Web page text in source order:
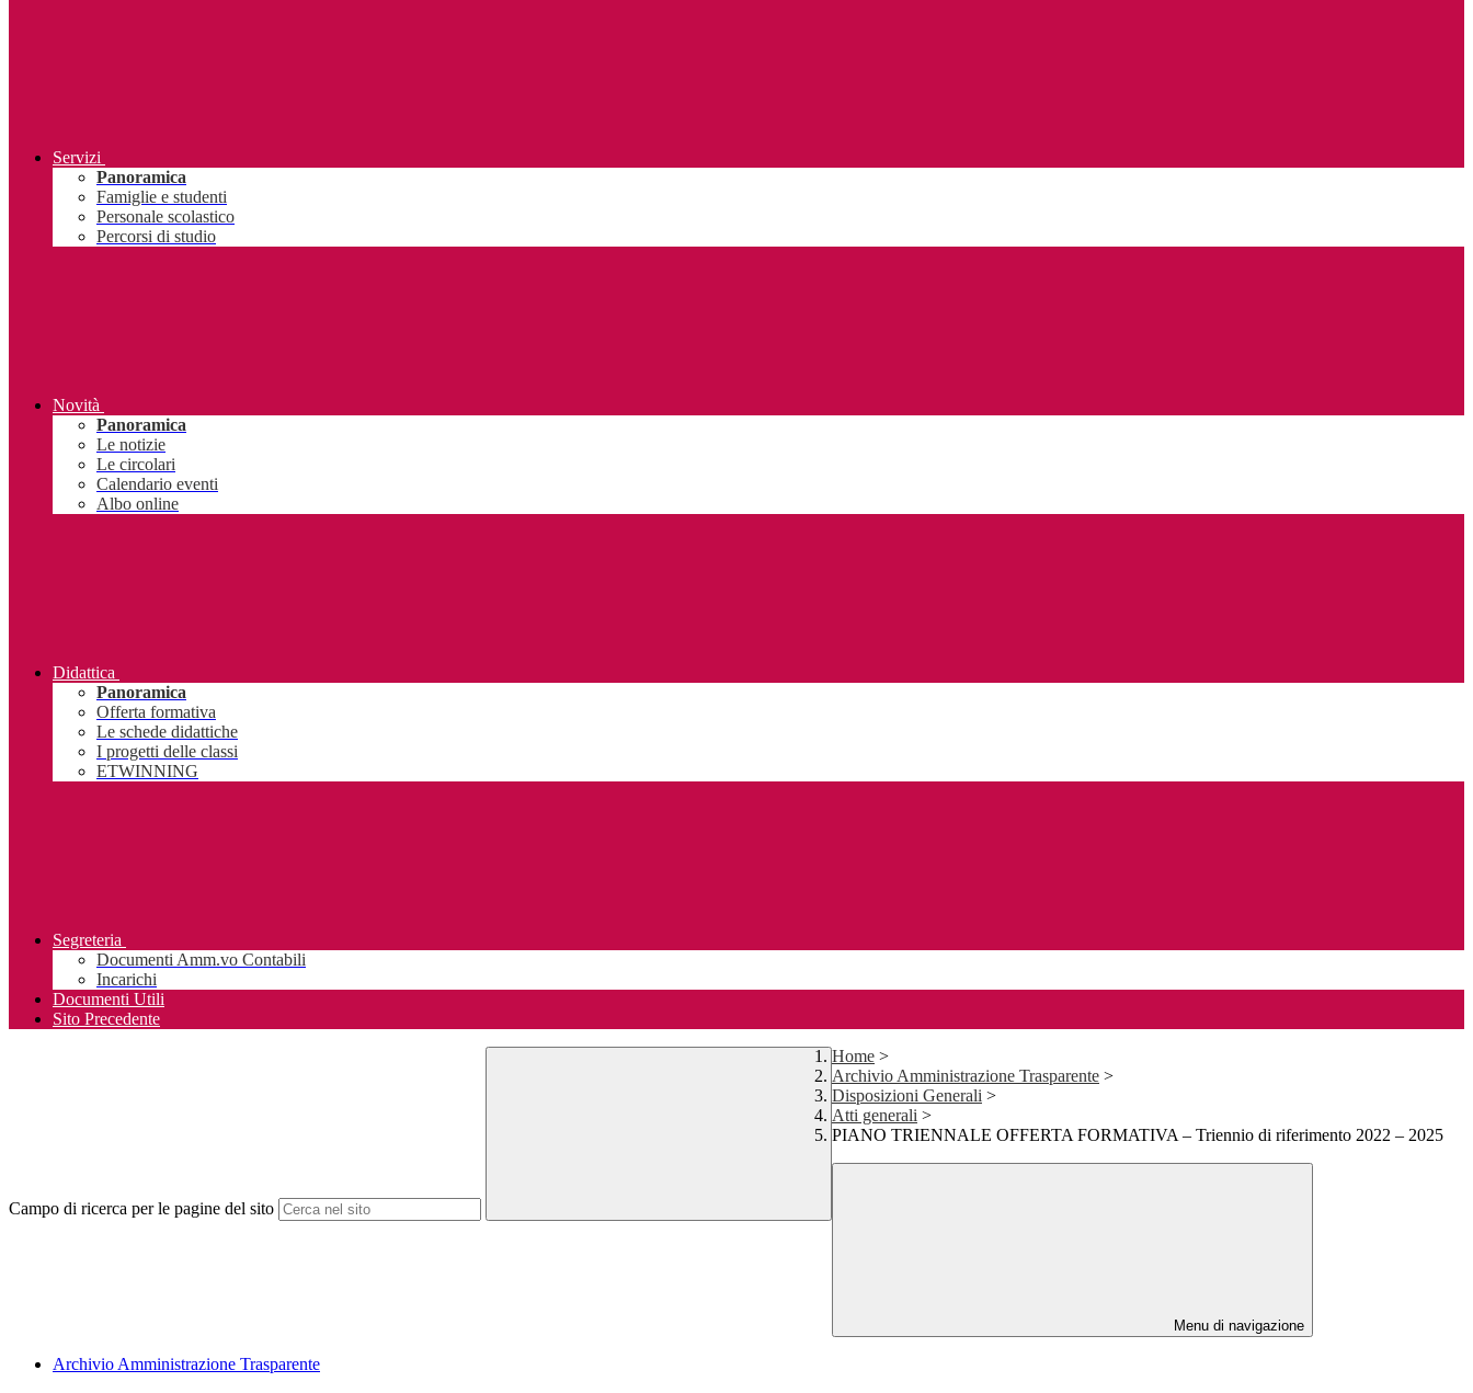
Servizi
Panoramica
Famiglie e studenti
Personale scolastico
Percorsi di studio
Novità
Panoramica
Le notizie
Le circolari
Calendario eventi
Albo online
Didattica
Panoramica
Offerta formativa
Le schede didattiche
I progetti delle classi
ETWINNING
Segreteria
Documenti Amm.vo Contabili
Incarichi
Documenti Utili
Sito Precedente
Campo di ricerca per le pagine del sito
Home >
Archivio Amministrazione Trasparente >
Disposizioni Generali >
Atti generali >
PIANO TRIENNALE OFFERTA FORMATIVA – Triennio di riferimento 2022 – 2025
Menu di navigazione
Archivio Amministrazione Trasparente